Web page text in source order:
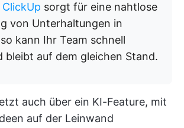
sorgt für eine nahtlose
von Unterhaltungen in
kann Ihr Team schnell
bleibt auf dem gleichen Stand.
auch über ein KI-Feature, mit
auf der Leinwand